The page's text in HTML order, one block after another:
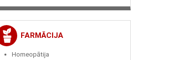
FARMĀCIJA
Homeopātija